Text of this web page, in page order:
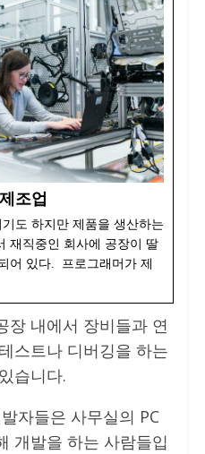
조업
도 하지만 제품을 생산하는
재직중인 회사에 공장이 딸
어 있다. 프로그래머가 제
장 내에서 장비들과 연
스트나 디버깅을 하는
습니다.
자들은 사무실의 PC
개발을 하는 사람들입